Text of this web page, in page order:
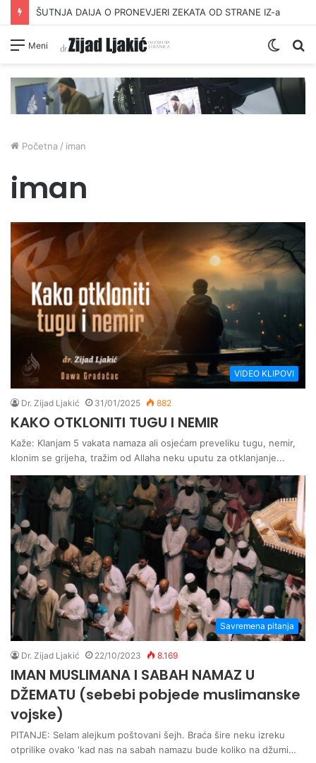
ŠUTNJA DAIJA O PRONEVJERI ZEKATA OD STRANE IZ-a
Meni
Switch
Početna / iman
iman
VIDEO KLIPOVI
Dr. Zijad Ljakić 31/01/2025 882
KAKO OTKLONITI TUGU I NEMIR
Kaže: Klanjam 5 vakata namaza ali osjećam preveliku tugu, nemir,
klonim se grijeha, tražim od Allaha neku uputu za otklanjanje...
Savremena pitanja
Dr. Zijad Ljakić 22/10/2023 8.169
IMAN MUSLIMANA I SABAH NAMAZ U
DŽEMATU (sebebi pobjede muslimanske
vojske)
PITANJE: Selam alejkum poštovani šejh. Braća šire neku izreku
otprilike ovako 'kad nas na sabah namazu bude koliko na džumi…